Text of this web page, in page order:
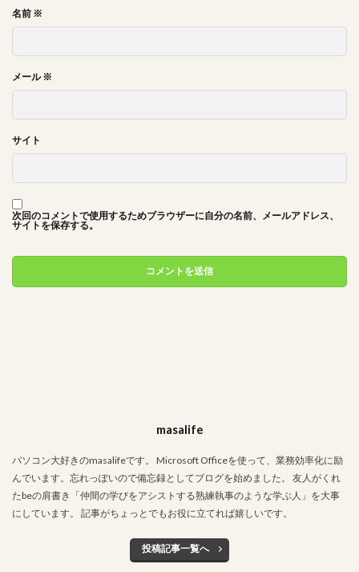
名前 ※
メール※
サイト
次回のコメントで使用するためブラウザーに自分の名前、メールアドレス、
サイトを保存する。
masalife
パソコン大好きのmasalifeです。 Microsoft Officeを使って、業務効率化に励
んでいます。忘れっぽいので備忘録としてブログを始めました。 友人がくれ
たbeの肩書き「仲間の学びをアシストする熟練執事のような学ぶ人」を大事
にしています。 記事がちょっとでもお役に立てれば嬉しいです。
投稿記事一覧へ